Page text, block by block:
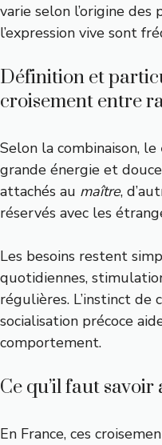
varie selon l’origine
l’expression vive sont
Définition et
croisement entre
Selon la combinaison, le
grande énergie et
attachés au maître,
réservés avec les
Les besoins restent
quotidiennes,
régulières. L’instinct de
socialisation précoce
comportement.
Ce qu’il faut
En France, ces